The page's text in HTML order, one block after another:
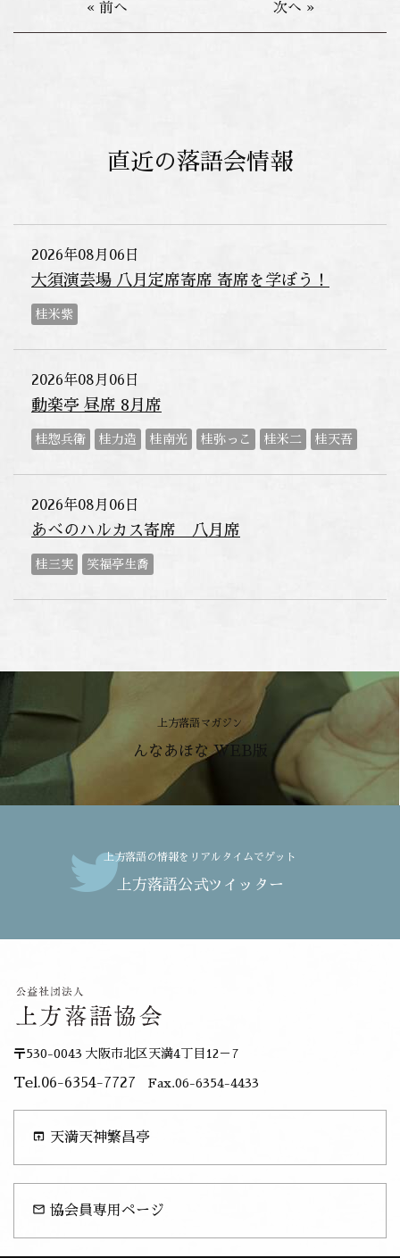
« 前へ 次へ »
直近の落語会情報
2026年08月06日
大須演芸場 八月定席寄席 寄席を学ぼう！
桂米紫
2026年08月06日
動楽亭 昼席 8月席
桂惣兵衛 桂力造 桂南光 桂弥っこ 桂米二 桂天吾
2026年08月06日
あべのハルカス寄席 八月席
桂三実 笑福亭生喬
上方落語マガジン
んなあほな WEB版
上方落語の情報をリアルタイムでゲット
上方落語公式ツイッター
〒530-0043 大阪市北区天満4丁目12－7
Tel.06-6354-7727 Fax.06-6354-4433
open_in_browser 天満天神繁昌亭
mail_outline 協会員専用ページ